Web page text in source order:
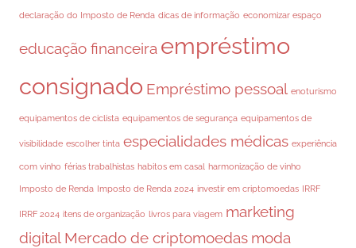
declaração do Imposto de Renda dicas de informação economizar espaço
educação financeira empréstimo
consignado Empréstimo pessoal enoturismo
equipamentos de ciclista equipamentos de segurança equipamentos de
visibilidade escolher tinta especialidades médicas experiência
com vinho férias trabalhistas habitos em casal harmonização de vinho
Imposto de Renda Imposto de Renda 2024 investir em criptomoedas IRRF
IRRF 2024 itens de organização livros para viagem marketing
digital Mercado de criptomoedas moda